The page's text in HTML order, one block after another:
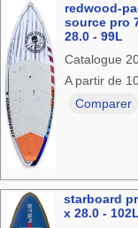
redwood-
source pro
28.0 - 99L
Catalogue
A partir de
Comparer
starboard
x 28.0 - 102L